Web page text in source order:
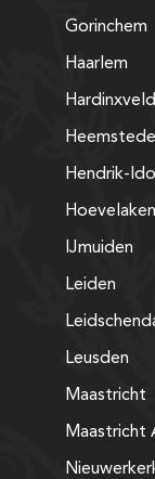
Gorinchem
Haarlem
Heemstede
Hendrik-
Hoevelaken
IJmuiden
Leiden
Leusden
Maastricht
Maastricht